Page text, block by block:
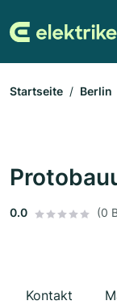
Startseite Berlin
0.0 (0
Kontakt